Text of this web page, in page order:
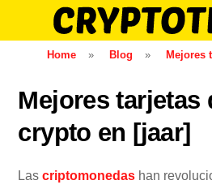
content
Home » Blog » Mejores
Mejores tarjetas
crypto en [jaar]
Lascriptomonedas han